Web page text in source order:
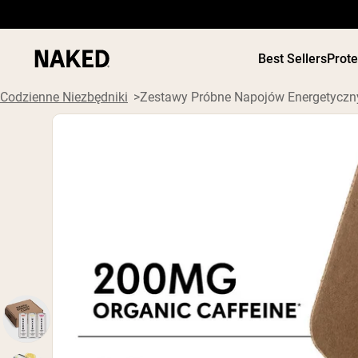
Best Sellers
”Micellar Casein“
Codzienne Niezbędniki Zestawy Próbne Napojów